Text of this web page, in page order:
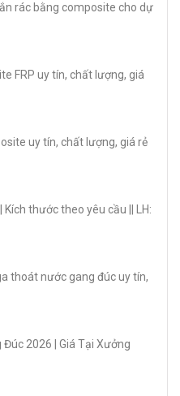
rác bằng composite cho dự
FRP uy tín, chất lượng, giá
uy tín, chất lượng, giá rẻ
thước theo yêu cầu || LH:
thoát nước gang đúc uy tín,
Đúc 2026 | Giá Tại Xưởng